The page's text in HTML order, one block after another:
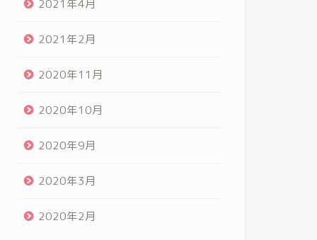
2021年4月
2021年2月
2020年11月
2020年10月
2020年9月
2020年3月
2020年2月